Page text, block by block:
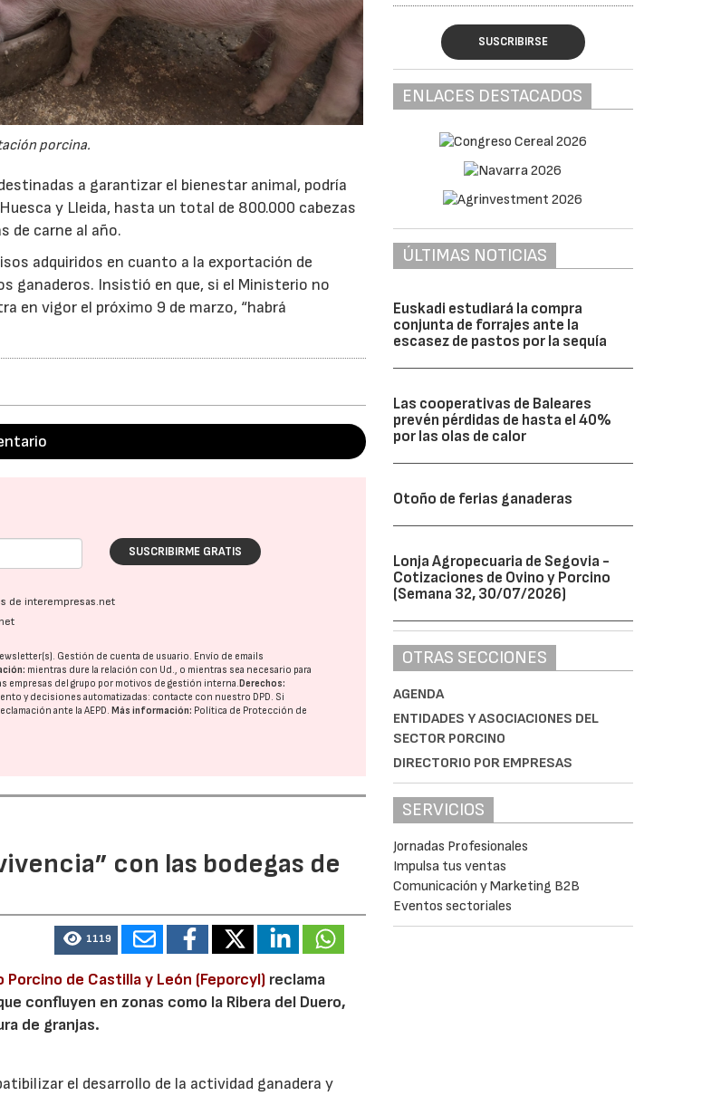
porcina.
a garantizar el bienestar animal, podría
y Lleida, hasta un total de 800.000 cabezas
de carne al año.
adquiridos en cuanto a la exportación de
ganaderos. Insistió en que, si el Ministerio no
en vigor el próximo 9 de marzo, “habrá
SUSCRIBIRME GRATIS
de interempresas.net
Gestión de cuenta de usuario. Envío de emails
mientras dure la relación con Ud., o mientras sea necesario para
empresas del grupo por motivos de gestión interna.Derechos:
y decisiones automatizadas: contacte con nuestro DPD. Si
ante laAEPD.Más información: Política de Protección de
con las bodegas de
1119
de Castilla y León (Feporcyl) reclama
confluyen en zonas como la Ribera del Duero,
de granjas.
el desarrollo de la actividad ganadera y
SUSCRIBIRSE
ENLACES DESTACADOS
ÚLTIMAS NOTICIAS
Euskadi estudiará la compra
conjunta de forrajes ante la
escasez de pastos por la sequía
Las cooperativas de Baleares
prevén pérdidas de hasta el 40%
por las olas de calor
Otoño de ferias ganaderas
Lonja Agropecuaria de Segovia -
Cotizaciones de Ovino y Porcino
(Semana 32, 30/07/2026)
OTRAS SECCIONES
AGENDA
ENTIDADES Y ASOCIACIONES DEL
SECTOR PORCINO
DIRECTORIO POR EMPRESAS
SERVICIOS
Jornadas Profesionales
Impulsa tus ventas
Comunicación y Marketing B2B
Eventos sectoriales